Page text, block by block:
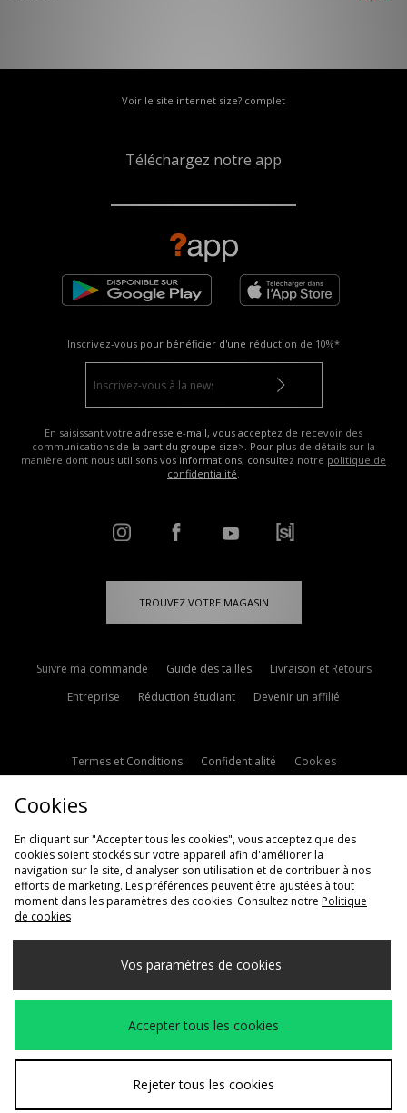
Voir le site internet size? complet
Téléchargez notre app
Inscrivez-vous pour bénéficier d'une réduction de 10%*
En saisissant votre adresse e-mail, vous acceptez de recevoir des
communications de la part du groupe size>. Pour plus de détails sur la
manière dont nous utilisons vos informations, consultez notre politique de
confidentialité.
TROUVEZ VOTRE MAGASIN
Suivre ma commande Guide des tailles
Livraison et Retours
Entreprise
Réduction étudiant Devenir un affilié
Termes et Conditions Confidentialité
Cookies
Politique d'avis en ligne
Livraison Vers
France
Nous acceptons les méthodes de paiement suivantes
Voir le site internet de l'entreprisewww.jdplc.com
Cookies
En cliquant sur "Accepter tous les cookies", vous acceptez que des
cookies soient stockés sur votre appareil afin d'améliorer la
navigation sur le site, d'analyser son utilisation et de contribuer à nos
efforts de marketing. Les préférences peuvent être ajustées à tout
moment dans les paramètres des cookies. Consultez notre Politique
de cookies
Vos paramètres de cookies
Accepter tous les cookies
Rejeter tous les cookies